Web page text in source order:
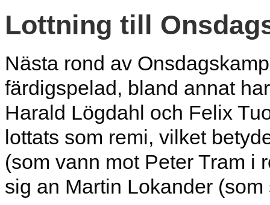
Lottning till
Nästa rond av
färdigspelad, bland annat
Harald Lögdahl och Felix
lottats som remi, vilket
(som vann mot Peter Tram i
sig an Martin Lokander